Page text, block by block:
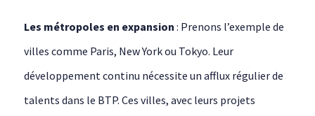
Les métropoles en expansion : Prenons l’exemple de
villes comme Paris, New York ou Tokyo. Leur
développement continu nécessite un afflux régulier de
talents dans le BTP. Ces villes, avec leurs projets